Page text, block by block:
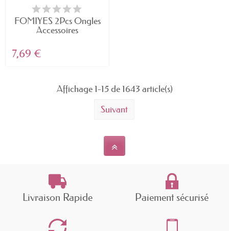
FOMIYES 2Pcs Ongles
Accessoires
7,69 €
Affichage 1-15 de 1643 article(s)
Suivant
Livraison Rapide Paiement sécurisé